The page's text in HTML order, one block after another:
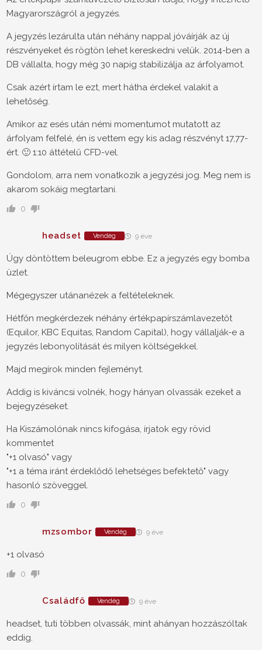
Magyarországról a jegyzés.
A jegyzés lezárulta után néhány nappal jóváírják az új
részvényeket és rögtön lehet kereskedni velük. 2014-ben a
DB vállalta, hogy még 30 napig stabilizálja az árfolyamot.
Csak azért írtam le ezt, mert hátha érdekel valakit a
lehetőség.
Amikor az esés után némi momentumot mutatott az
árfolyam felfelé, én is vettem egy kis adag részvényt 17,77-
ért. 🙂 1:10 áttételű CFD-vel.
Gondolom, arra nem vonatkozik a jegyzési jog. Meg nem is
akarom sokáig megtartani.
0
headset Vendég 9 éve
Úgy döntöttem beleugrom ebbe. Ez a jegyzés egy bomba
üzlet.
Mégegyszer utánanézek a feltételeknek.
Hétfőn megkérdezek néhány értékpapírszámlavezetőt
(Equilor, KBC Equitas, Random Capital), hogy vállalják-e a
jegyzés lebonyolítását és milyen költségekkel.
Majd megírok minden fejleményt.
Addig is kiváncsi volnék, hogy hányan olvassák ezeket a
bejegyzéseket.
Ha Kiszámolónak nincs kifogása, írjatok egy rövid
kommentet
"+1 olvasó" vagy
"+1 a téma iránt érdeklődő lehetséges befektető" vagy
hasonló szöveggel.
0
mzsombor Vendég 9 éve
+1 olvasó
0
Családfő Vendég 9 éve
headset, tuti többen olvassák, mint ahányan hozzászóltak
eddig.